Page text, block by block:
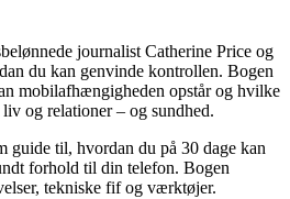
journalist Catherine Price og
du kan genvinde kontrollen. Bogen
mobilafhængigheden opstår og hvilke
og relationer – og sundhed.
guide til, hvordan du på 30 dage kan
forhold til din telefon. Bogen
tekniske fif og værktøjer.